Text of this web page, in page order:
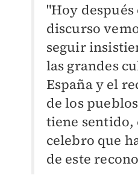
"Hoy después
discurso
seguir
las grandes
España y el
de los
tiene sentido,
celebro que
de este